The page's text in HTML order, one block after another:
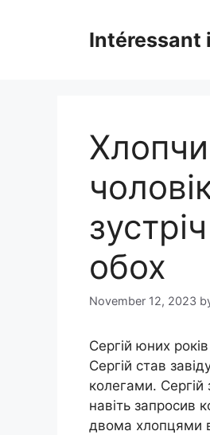
Intéressant
обох
November 12, 2023
Сергій юних
Сергій став
колегами.
навіть запросив
двома хлопцями